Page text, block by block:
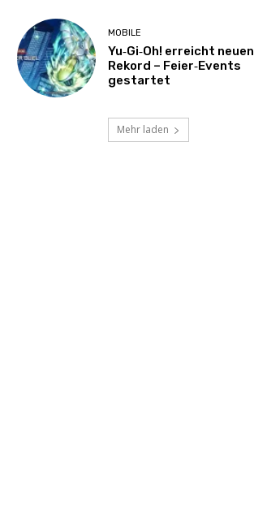
MOBILE
Yu‑Gi‑Oh! erreicht neuen
Rekord – Feier‑Events
gestartet
Mehr laden